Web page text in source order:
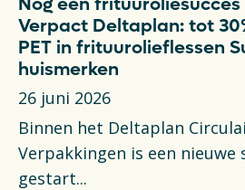
Verpact Deltaplan: tot
PET in frituurolieflessen
huismerken
26 juni 2026
Binnen het Deltaplan
Verpakkingen is een nieuwe
gestart...